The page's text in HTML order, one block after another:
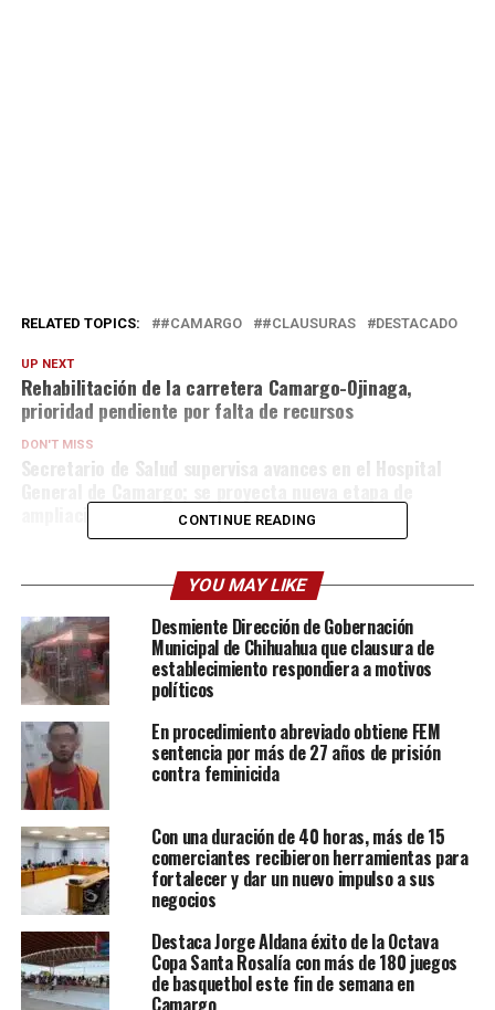
RELATED TOPICS: #CAMARGO #CLAUSURAS DESTACADO
UP NEXT
Rehabilitación de la carretera Camargo-Ojinaga,
prioridad pendiente por falta de recursos
DON'T MISS
Secretario de Salud supervisa avances en el Hospital
ampliación
CONTINUE READING
YOU MAY LIKE
Desmiente Dirección de Gobernación
Municipal de Chihuahua que clausura de
establecimiento respondiera a motivos
políticos
En procedimiento abreviado obtiene FEM
sentencia por más de 27 años de prisión
contra feminicida
Con una duración de 40 horas, más de 15
comerciantes recibieron herramientas para
fortalecer y dar un nuevo impulso a sus
negocios
Destaca Jorge Aldana éxito de la Octava
Copa Santa Rosalía con más de 180 juegos
de basquetbol este fin de semana en
Camargo